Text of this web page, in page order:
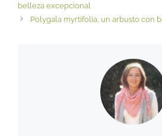
belleza excepcional
Polygala myrtifolia, un arbusto con